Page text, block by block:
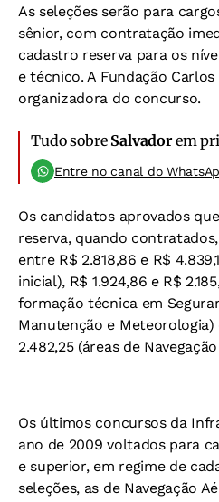
As seleções serão para
sênior, com contratação
cadastro reserva para os
e técnico. A Fundação Carlos
organizadora do concurso.
Tudo sobre Salvadorem
Entre no canal do
Os candidatos aprovados
reserva, quando
entre R$ 2.818,86 e R$
inicial), R$ 1.924,86 e R$
formação técnica em
Manutenção e Meteorologia)
2.482,25 (áreas de
Os últimos concursos da
ano de 2009 voltados para
e superior, em regime de
seleções, as de Navegação